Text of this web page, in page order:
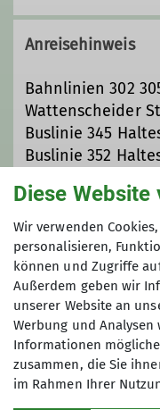
Anreisehinweis
Bahnlinien 302
Wattenscheider
Buslinie 345
Buslinie 352
44793
Diese
Wir verwenden
personalisieren,
können und Zugriffe
Außerdem geben wir
unserer Website an
Werbung und
Informationen
zusammen, die Sie
im Rahmen Ihrer